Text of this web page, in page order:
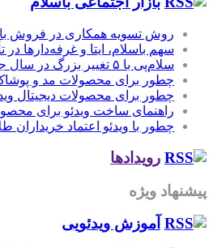
روش تسویه همکاری در فروش
سهم باسلام، ایتا و غرفه‌دارها در
سلام‌پی با ۵ تغییر بزرگ در سال جدید
چطور برای محصولات مد و
چطور برای محصولات دیجیتال
راهنمای ساخت ویدئو برای
چطور با ویدئو اعتماد خریداران
رویدادها
پیشنهاد ویژه
آموزش‌ ویدئویی